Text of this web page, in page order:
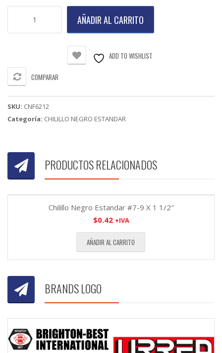
2
1/2"
AÑADIR AL CARRITO
ADD TO WISHLIST
COMPARAR
SKU: CNF6212
Categoría: CHILILLO NEGRO ESTANDAR
PRODUCTOS RELACIONADOS
Chilillo Negro Estandar #7-9 X 1 1/2″
$0.42 +IVA
AÑADIR AL CARRITO
BRANDS LOGO